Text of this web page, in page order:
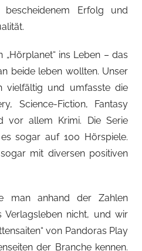
bescheidenem Erfolg und
ins Leben – das
beide leben wollten. Unser
vielfältig und umfasste die
Science-Fiction, Fantasy
vor allem Krimi. Die Serie
sogar auf 100 Hörspiele.
mit diversen positiven
man anhand der Zahlen
Verlagsleben nicht, und wir
von Pandoras Play
der Branche kennen.